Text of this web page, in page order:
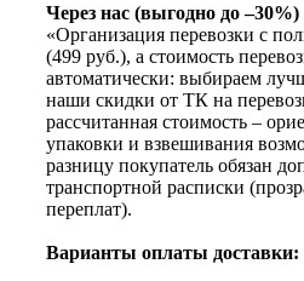
Через нас (выгодно до –30%)
«Организация перевозки с
(499 руб.), а стоимость
автоматически: выбираем
наши скидки от ТК на
рассчитанная стоимость –
упаковки и взвешивания
разницу покупатель обязан
транспортной расписки
переплат).
Варианты оплаты доставки: